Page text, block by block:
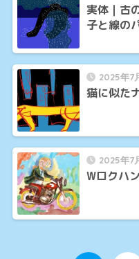
実体｜古
子と線の
2025年7
猫に似た
2025年7
Wロクハ